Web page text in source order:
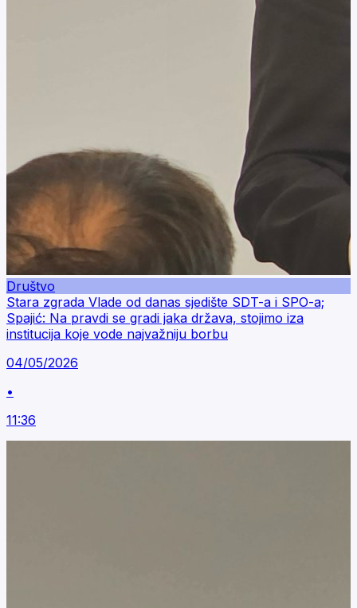
Društvo
Stara zgrada Vlade od danas sjedište SDT-a i SPO-a;
Spajić: Na pravdi se gradi jaka država, stojimo iza
institucija koje vode najvažniju borbu
04/05/2026
•
11:36